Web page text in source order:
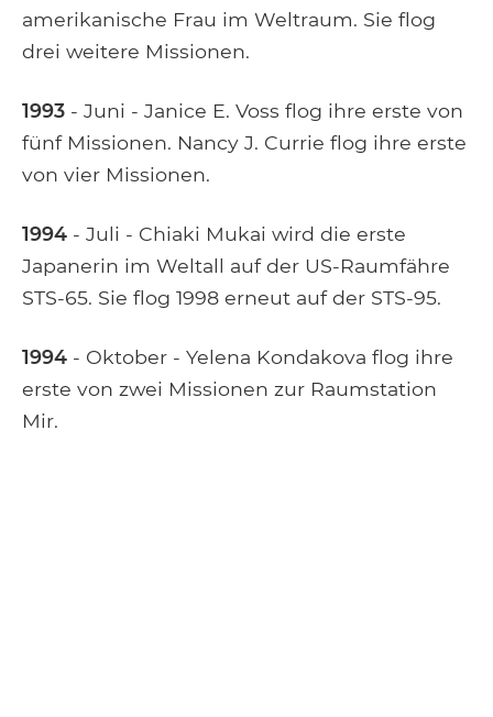
amerikanische Frau im Weltraum. Sie flog
drei weitere Missionen.
1993 - Juni - Janice E. Voss flog ihre erste von
fünf Missionen. Nancy J. Currie flog ihre erste
von vier Missionen.
1994 - Juli - Chiaki Mukai wird die erste
Japanerin im Weltall auf der US-Raumfähre
STS-65. Sie flog 1998 erneut auf der STS-95.
1994 - Oktober - Yelena Kondakova flog ihre
erste von zwei Missionen zur Raumstation
Mir.